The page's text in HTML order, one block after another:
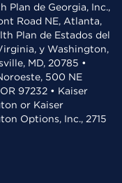
Plan de Georgia, Inc.,
Road NE, Atlanta,
Plan de Estados del
y Washington,
MD, 20785 •
500 NE
97232 • Kaiser
or Kaiser
Options, Inc., 2715